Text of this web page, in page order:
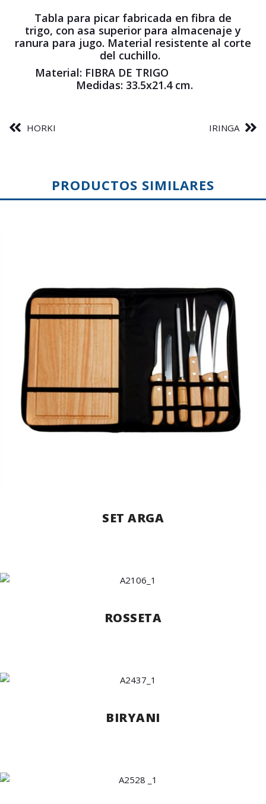
Tabla para picar fabricada en fibra de
trigo, con asa superior para almacenaje y
ranura para jugo. Material resistente al corte
del cuchillo.
Material: FIBRA DE TRIGO
Medidas: 33.5x21.4 cm.
HORKI IRINGA
PRODUCTOS SIMILARES
SET ARGA
ROSSETA
BIRYANI